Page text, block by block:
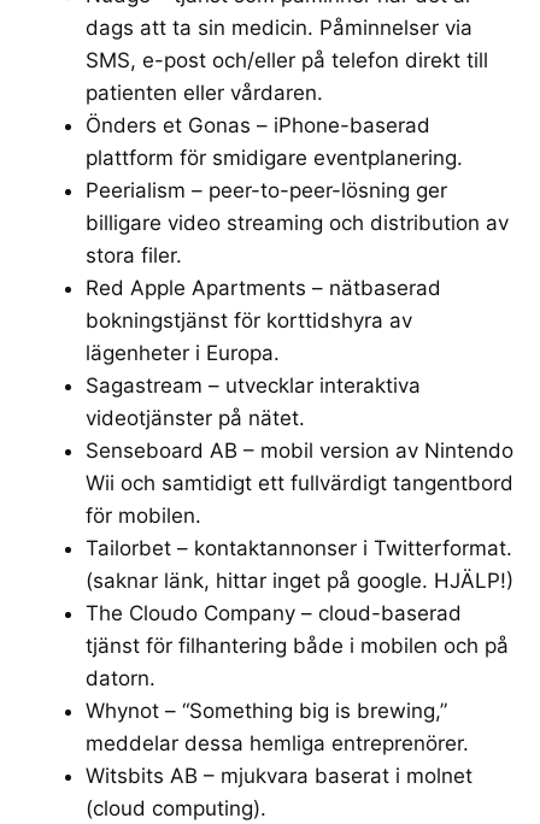
dags att ta sin medicin. Påminnelser via
SMS, e-post och/eller på telefon direkt till
patienten eller vårdaren.
Önders et Gonas – iPhone-baserad
plattform för smidigare eventplanering.
Peerialism – peer-to-peer-lösning ger
billigare video streaming och distribution av
stora filer.
Red Apple Apartments – nätbaserad
bokningstjänst för korttidshyra av
lägenheter i Europa.
Sagastream – utvecklar interaktiva
videotjänster på nätet.
Senseboard AB – mobil version av Nintendo
Wii och samtidigt ett fullvärdigt tangentbord
för mobilen.
Tailorbet – kontaktannonser i Twitterformat.
(saknar länk, hittar inget på google. HJÄLP!)
The Cloudo Company – cloud-baserad
tjänst för filhantering både i mobilen och på
datorn.
Whynot – “Something big is brewing,”
meddelar dessa hemliga entreprenörer.
Witsbits AB – mjukvara baserat i molnet
(cloud computing).